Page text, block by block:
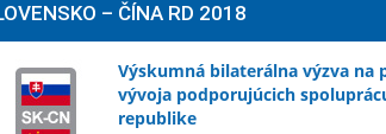
– ČÍNA RD 2018
Výskumná bilaterálna výzva na
vývoja podporujúcich
republike